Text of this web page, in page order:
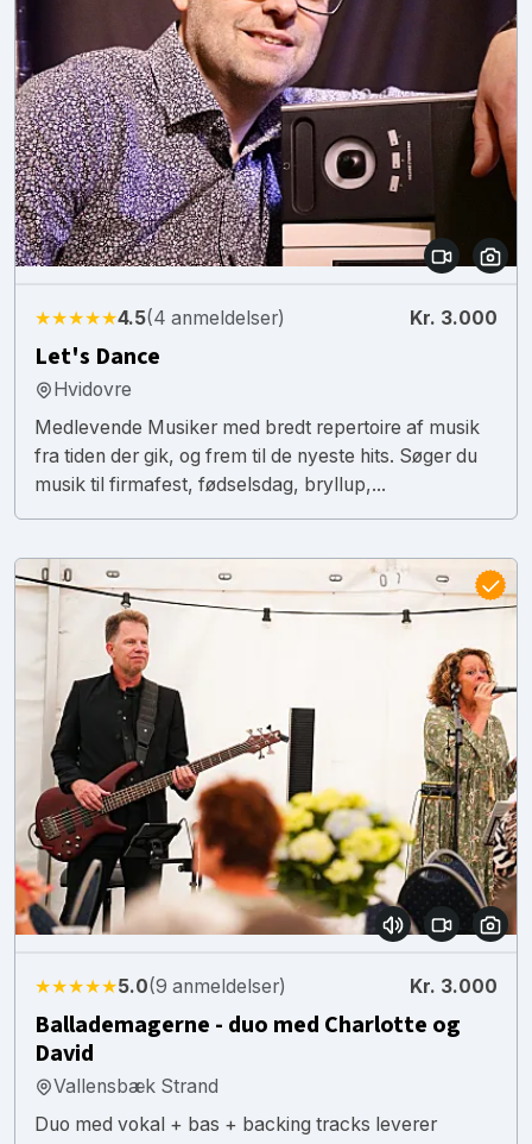
★★★★★4.5(4 anmeldelser) Kr. 3.000
Let's Dance
Hvidovre
Medlevende Musiker med bredt repertoire af musik
fra tiden der gik, og frem til de nyeste hits. Søger du
musik til firmafest, fødselsdag, bryllup,...
★★★★★5.0(9 anmeldelser) Kr. 3.000
Ballademagerne - duo med Charlotte og
David
Vallensbæk Strand
Duo med vokal + bas + backing tracks leverer